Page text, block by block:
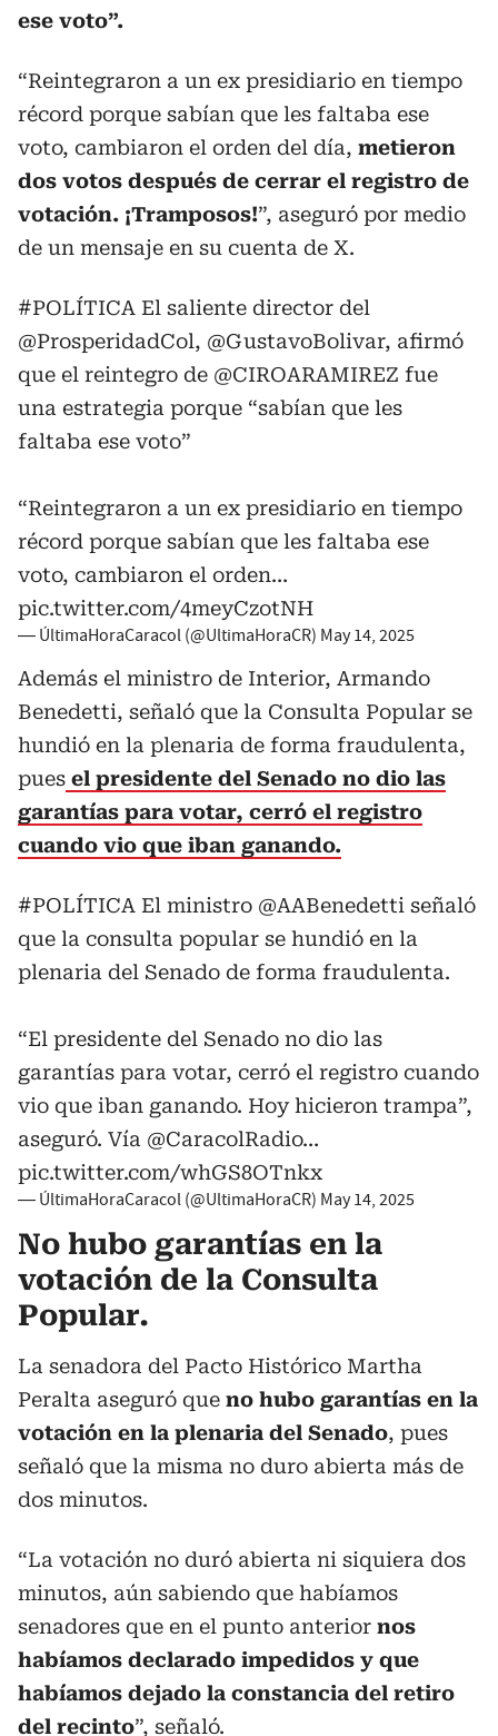
ese voto”.
“Reintegraron a un ex presidiario en tiempo
récord porque sabían que les faltaba ese
voto, cambiaron el orden del día, metieron
dos votos después de cerrar el registro de
votación. ¡Tramposos!”, aseguró por medio
de un mensaje en su cuenta de X.
#POLÍTICA El saliente director del
@ProsperidadCol, @GustavoBolivar, afirmó
que el reintegro de @CIROARAMIREZ fue
una estrategia porque “sabían que les
faltaba ese voto”
“Reintegraron a un ex presidiario en tiempo
récord porque sabían que les faltaba ese
voto, cambiaron el orden…
pic.twitter.com/4meyCzotNH
— ÚltimaHoraCaracol (@UltimaHoraCR) May 14, 2025
Además el ministro de Interior, Armando
Benedetti, señaló que la Consulta Popular se
hundió en la plenaria de forma fraudulenta,
pues el presidente del Senado no dio las
garantías para votar, cerró el registro
cuando vio que iban ganando.
#POLÍTICA El ministro @AABenedetti señaló
que la consulta popular se hundió en la
plenaria del Senado de forma fraudulenta.
“El presidente del Senado no dio las
garantías para votar, cerró el registro cuando
vio que iban ganando. Hoy hicieron trampa”,
aseguró. Vía @CaracolRadio…
pic.twitter.com/whGS8OTnkx
— ÚltimaHoraCaracol (@UltimaHoraCR) May 14, 2025
No hubo garantías en la
votación de la Consulta
Popular.
La senadora del Pacto Histórico Martha
Peralta aseguró que no hubo garantías en la
votación en la plenaria del Senado, pues
señaló que la misma no duro abierta más de
dos minutos.
“La votación no duró abierta ni siquiera dos
minutos, aún sabiendo que habíamos
senadores que en el punto anterior nos
habíamos declarado impedidos y que
habíamos dejado la constancia del retiro
del recinto”, señaló.